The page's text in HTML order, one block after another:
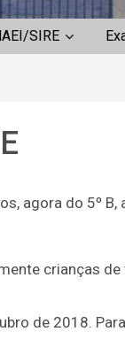
SIRE
agora do 5º B,
crianças
de 2018.
de